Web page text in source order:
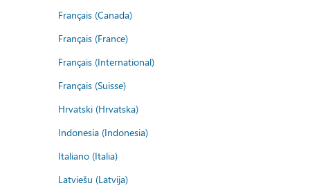
Français (Canada)
Français (France)
Français (International)
Français (Suisse)
Hrvatski (Hrvatska)
Indonesia (Indonesia)
Italiano (Italia)
Latviešu (Latvija)